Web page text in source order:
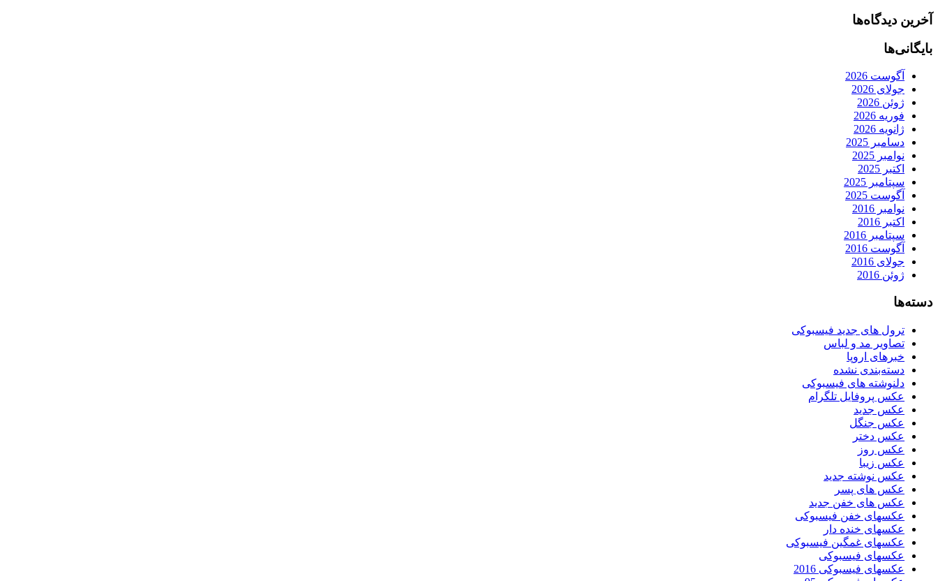
آخرین دیدگاه‌ها
بایگانی‌ها
آگوست 2026
جولای 2026
ژوئن 2026
فوریه 2026
ژانویه 2026
دسامبر 2025
نوامبر 2025
اکتبر 2025
سپتامبر 2025
آگوست 2025
نوامبر 2016
اکتبر 2016
سپتامبر 2016
آگوست 2016
جولای 2016
ژوئن 2016
دسته‌ها
ترول های جدید فیسبوکی
تصاویر مد و لباس
خبرهای اروپا
دسته‌بندی نشده
دلنوشته های فیسبوکی
عکس پروفایل تلگرام
عکس جدید
عکس جنگل
عکس دختر
عکس روز
عکس زیبا
عکس نوشته جدید
عکس های پسر
عکس های خفن جدید
عکسهای خفن فیسبوکی
عکسهای خنده دار
عکسهای غمگین فیسبوکی
عکسهای فیسبوکی
عکسهای فیسبوکی 2016